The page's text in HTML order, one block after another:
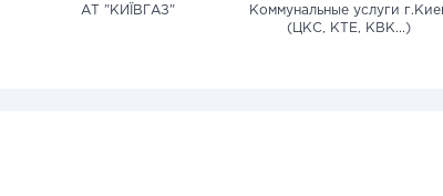
АТ "КИЇВГАЗ"
Коммунальные услуги
(ЦКС, КТЕ, КВК...)